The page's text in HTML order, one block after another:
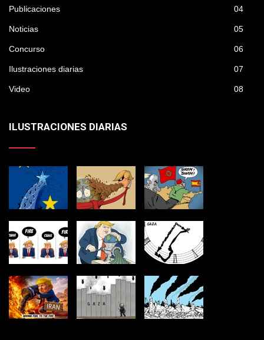
Publicaciones 04
Noticias 05
Concurso 06
Ilustraciones diarias 07
Video 08
ILUSTRACIONES DIARIAS